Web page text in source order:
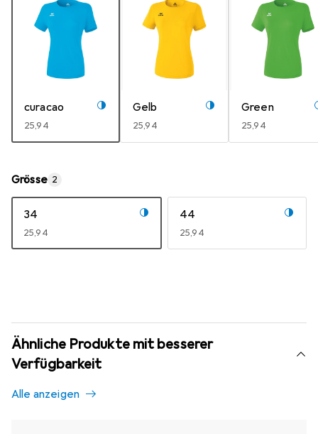
curacao
EUR
25,94
Gelb
EUR
25,94
Green
EUR
25,94
Grösse 2
34
EUR
25,94
44
EUR
25,94
Ähnliche Produkte mit besserer
Verfügbarkeit
Alle anzeigen